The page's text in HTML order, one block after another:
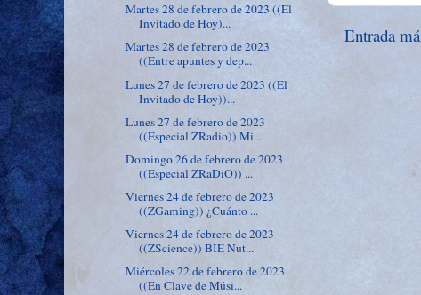
Entrada
Martes 28 de febrero de 2023 ((El
Invitado de Hoy)...
Martes 28 de febrero de 2023
((Entre apuntes y dep...
Lunes 27 de febrero de 2023 ((El
Invitado de Hoy))...
Lunes 27 de febrero de 2023
((Especial ZRadio)) Mi...
Domingo 26 de febrero de 2023
((Especial ZRaDiO)) ...
Viernes 24 de febrero de 2023
((ZGaming)) ¿Cuánto ...
Viernes 24 de febrero de 2023
((ZScience)) BIE Nut...
Miércoles 22 de febrero de 2023
((En Clave de Músi...